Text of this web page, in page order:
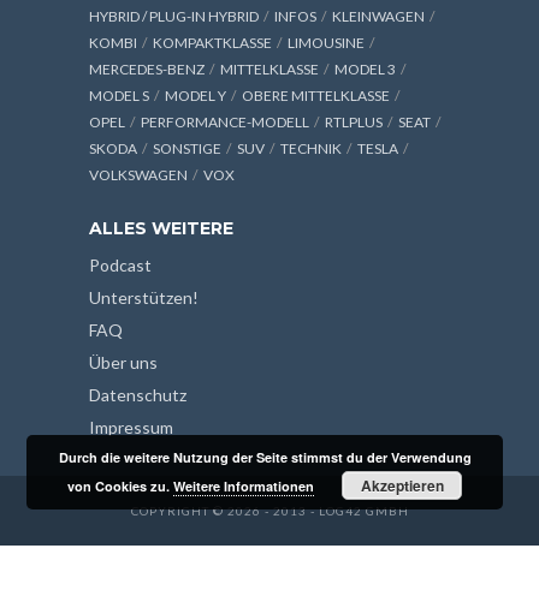
HYBRID / PLUG-IN HYBRID
INFOS
KLEINWAGEN
KOMBI
KOMPAKTKLASSE
LIMOUSINE
MERCEDES-BENZ
MITTELKLASSE
MODEL 3
MODEL S
MODEL Y
OBERE MITTELKLASSE
OPEL
PERFORMANCE-MODELL RTLPLUS
SEAT
SKODA
SONSTIGE SUV TECHNIK
TESLA
VOLKSWAGEN
VOX
ALLES WEITERE
Podcast
Unterstützen!
FAQ
Über uns
Datenschutz
Impressum
COPYRIGHT © 2026 - 2013 - LOG42 GMBH
Durch die weitere Nutzung der Seite stimmst du der Verwendung
von Cookies zu.Weitere Informationen Akzeptieren